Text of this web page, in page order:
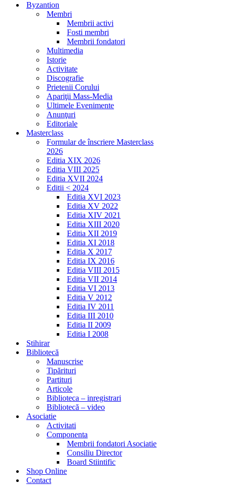
Byzantion
Membri
Membrii activi
Fosti membri
Membrii fondatori
Multimedia
Istorie
Activitate
Discografie
Prietenii Corului
Apariţii Mass-Media
Ultimele Evenimente
Anunţuri
Editoriale
Masterclass
Formular de înscriere Masterclass
2026
Editia XIX 2026
Editia VIII 2025
Editia XVII 2024
Editii < 2024
Editia XVI 2023
Editia XV 2022
Editia XIV 2021
Editia XIII 2020
Editia XII 2019
Editia XI 2018
Editia X 2017
Editia IX 2016
Editia VIII 2015
Editia VII 2014
Editia VI 2013
Editia V 2012
Editia IV 2011
Editia III 2010
Editia II 2009
Editia I 2008
Stihirar
Bibliotecă
Manuscrise
Tipărituri
Partituri
Articole
Biblioteca – inregistrari
Bibliotecă – video
Asociatie
Activitati
Componenta
Membrii fondatori Asociatie
Consiliu Director
Board Stiintific
Shop Online
Contact